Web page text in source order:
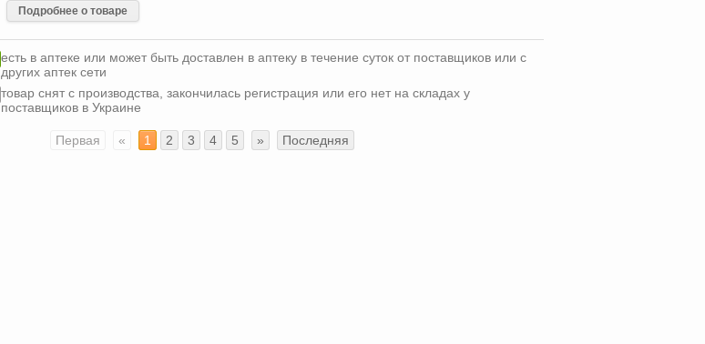
Подробнее о товаре
есть в аптеке или может быть доставлен в аптеку в течение суток от поставщиков или с
других аптек сети
товар снят с производства, закончилась регистрация или его нет на складах у
поставщиков в Украине
Первая « 1 2 3 4 5 » Последняя